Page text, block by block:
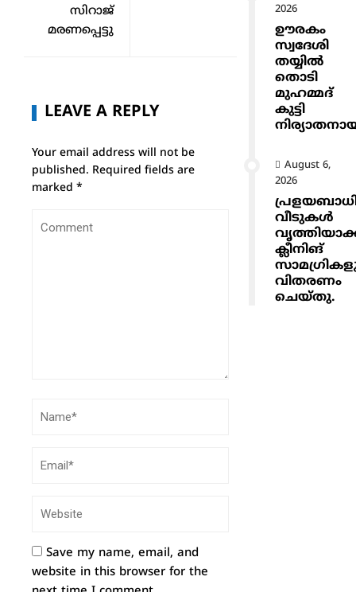
സിറാജ്
മരണപ്പെട്ടു
LEAVE A REPLY
Your email address will not be
published. Required fields are
marked *
Save my name, email, and
website in this browser for the
2026
ഊരകം
സ്വദേശി
തയ്യിൽ
തൊടി
മുഹമ്മദ്
കുട്ടി
August 6,
2026
വീടുകൾ
ക്ലീനിങ്
വിതരണം
ചെയ്തു.